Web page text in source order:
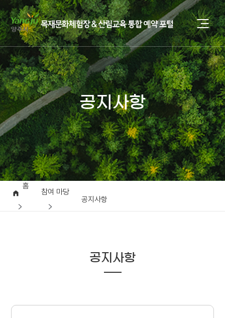
공지사항
홈
참여 마당
공지사항
공지사항